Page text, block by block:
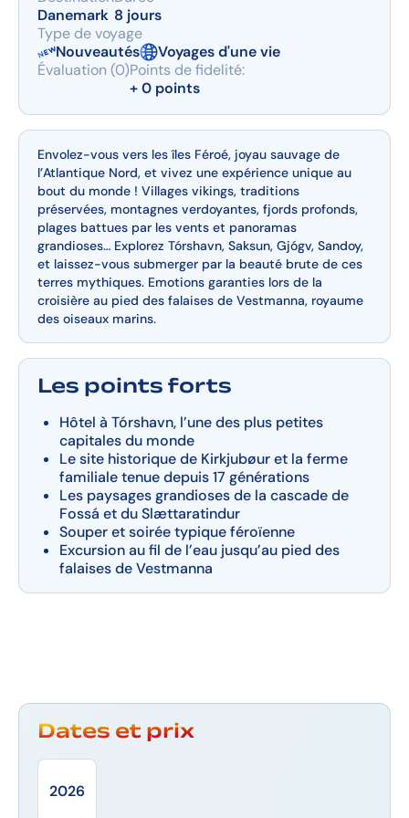
Danemark 8 jours
Type de voyage
Nouveautés
Voyages d'une vie
Évaluation (0)Points de fidelité:
+ 0 points
Envolez-vous vers les îles Féroé, joyau sauvage de
l’Atlantique Nord, et vivez une expérience unique au
bout du monde ! Villages vikings, traditions
préservées, montagnes verdoyantes, fjords profonds,
plages battues par les vents et panoramas
grandioses… Explorez Tórshavn, Saksun, Gjógv, Sandoy,
et laissez-vous submerger par la beauté brute de ces
terres mythiques. Emotions garanties lors de la
croisière au pied des falaises de Vestmanna, royaume
des oiseaux marins.
Les points forts
Hôtel à Tórshavn, l’une des plus petites
capitales du monde
Le site historique de Kirkjubøur et la ferme
familiale tenue depuis 17 générations
Les paysages grandioses de la cascade de
Fossá et du Slættaratindur
Souper et soirée typique féroïenne
Excursion au fil de l’eau jusqu’au pied des
falaises de Vestmanna
Dates et prix
2026